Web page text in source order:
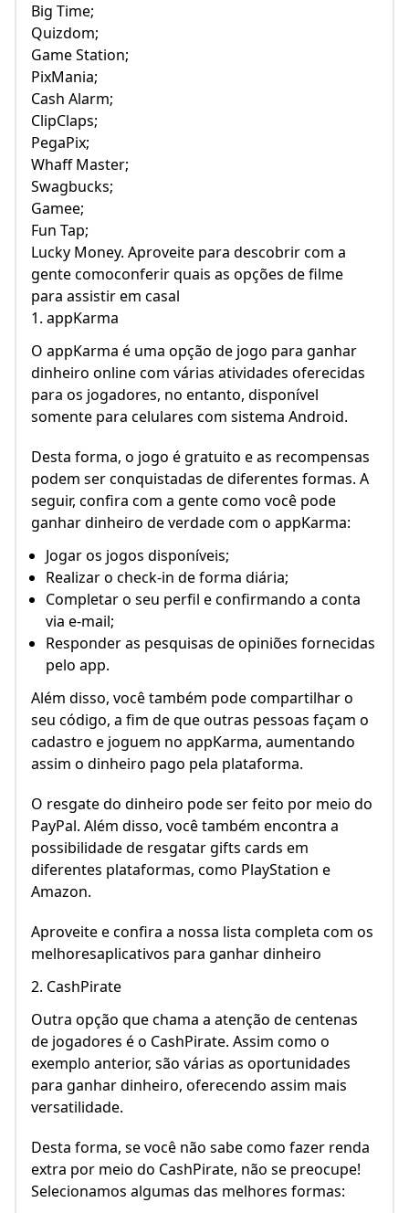
Big Time;
Quizdom;
Game Station;
PixMania;
Cash Alarm;
ClipClaps;
PegaPix;
Whaff Master;
Swagbucks;
Gamee;
Fun Tap;
Lucky Money. Aproveite para descobrir com a
gente comoconferir quais as opções de filme
para assistir em casal
1. appKarma
O appKarma é uma opção de jogo para ganhar
dinheiro online com várias atividades oferecidas
para os jogadores, no entanto, disponível
somente para celulares com sistema Android.
Desta forma, o jogo é gratuito e as recompensas
podem ser conquistadas de diferentes formas. A
seguir, confira com a gente como você pode
ganhar dinheiro de verdade com o appKarma:
Jogar os jogos disponíveis;
Realizar o check-in de forma diária;
Completar o seu perfil e confirmando a conta
via e-mail;
Responder as pesquisas de opiniões fornecidas
pelo app.
Além disso, você também pode compartilhar o
seu código, a fim de que outras pessoas façam o
cadastro e joguem no appKarma, aumentando
assim o dinheiro pago pela plataforma.
O resgate do dinheiro pode ser feito por meio do
PayPal. Além disso, você também encontra a
possibilidade de resgatar gifts cards em
diferentes plataformas, como PlayStation e
Amazon.
Aproveite e confira a nossa lista completa com os
melhoresaplicativos para ganhar dinheiro
2. CashPirate
Outra opção que chama a atenção de centenas
de jogadores é o CashPirate. Assim como o
exemplo anterior, são várias as oportunidades
para ganhar dinheiro, oferecendo assim mais
versatilidade.
Desta forma, se você não sabe como fazer renda
extra por meio do CashPirate, não se preocupe!
Selecionamos algumas das melhores formas: